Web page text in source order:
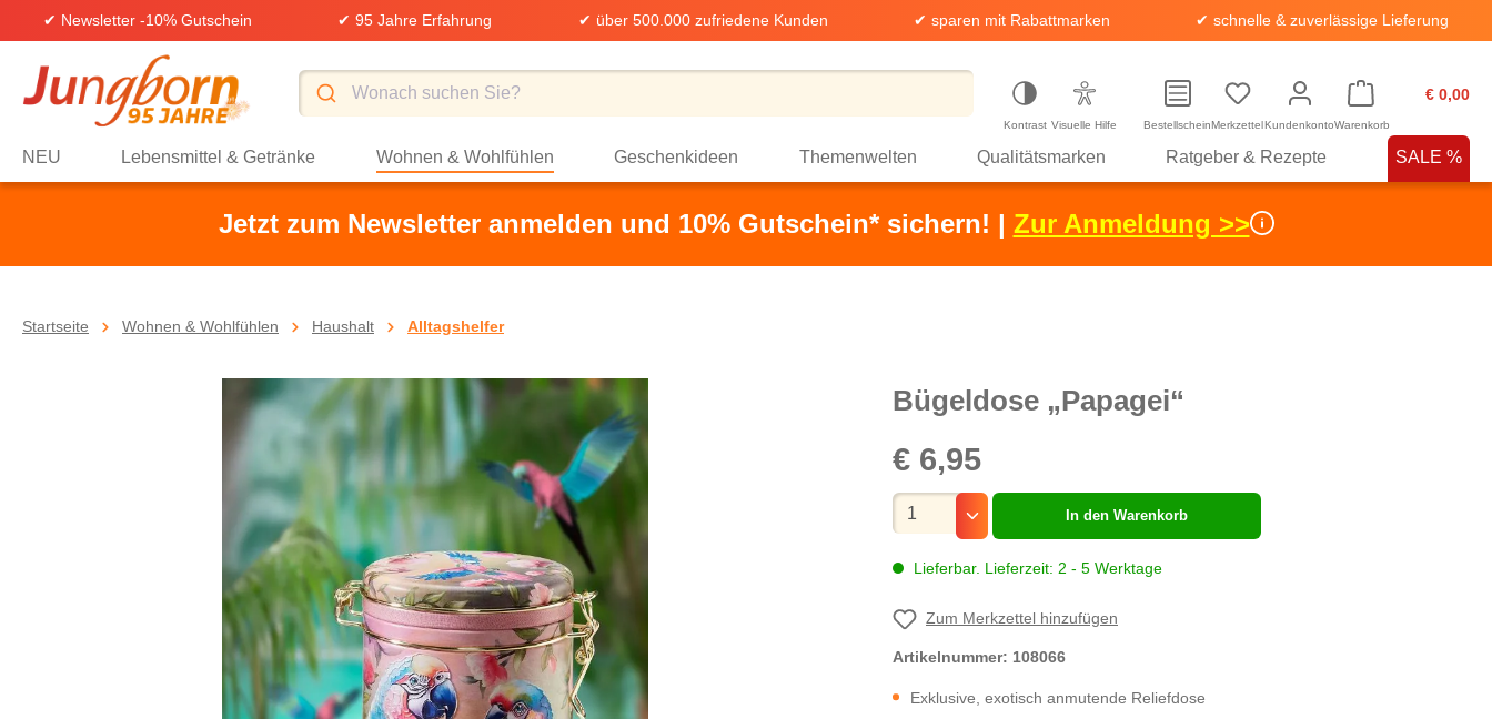
Zur Hauptnavigation springen
✔ Newsletter -10% Gutschein ✔ 95 Jahre Erfahrung ✔ über 500.000 zufriedene Kunden ✔ sparen mit Rabattmarken ✔ schnelle & zuverlässige Lieferung
Kontrast Visuelle Hilfe BestellscheinMerkzettelKundenkonto
€ 0,00
Warenkorb
NEU Lebensmittel & Getränke Wohnen & Wohlfühlen Geschenkideen Themenwelten Qualitätsmarken Ratgeber & Rezepte SALE %
Jetzt zum Newsletter anmelden und 10% Gutschein* sichern! | Zur Anmeldung >>
Startseite Wohnen & Wohlfühlen Haushalt Alltagshelfer
Bügeldose „Papagei“
€ 6,95
Lieferbar. Lieferzeit: 2 - 5 Werktage
Mengenauswahl
In den Warenkorb
Zum Merkzettel hinzufügen
Artikelnummer: 108066
Exklusive, exotisch anmutende Reliefdose